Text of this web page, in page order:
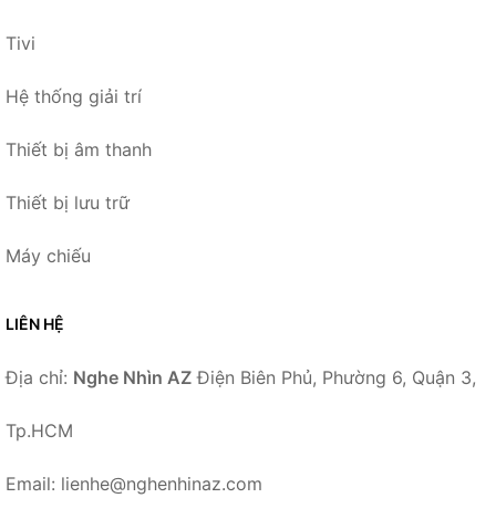
Tivi
Hệ thống giải trí
Thiết bị âm thanh
Thiết bị lưu trữ
Máy chiếu
LIÊN HỆ
Địa chỉ: Nghe Nhìn AZ Điện Biên Phủ, Phường 6, Quận 3,
Tp.HCM
Email: lienhe@nghenhinaz.com